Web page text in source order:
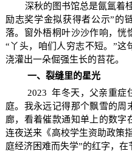
深秋的图书馆总是氤氲着
励志奖学金拟获得者公示”的
落。窗外梧桐叶沙沙作响，恍
“丫头，咱们人穷志不短。”这
浇灌出一朵倔强生长的苔花。
一、裂缝里的星光
2023 年冬天，父亲重症
庭。我永远记得那个飘雪的周
廊，看着催款通知单上的数字
连夜送来《高校学生资助政策
庭经济困难而失学”的红字，在